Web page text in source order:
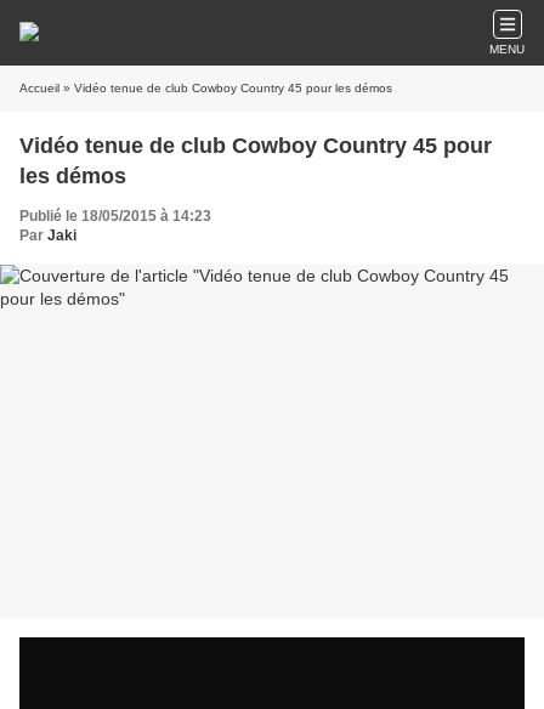
MENU
Accueil » Vidéo tenue de club Cowboy Country 45 pour les démos
Vidéo tenue de club Cowboy Country 45 pour
les démos
Publié le 18/05/2015 à 14:23
Par Jaki